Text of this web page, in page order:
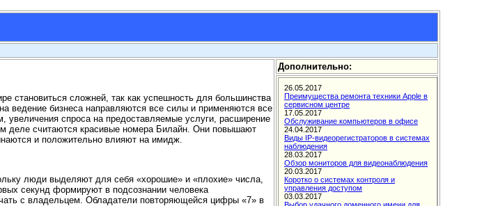
становиться сложней, так как успешность для большинства
ведение бизнеса направляются все силы и применяются все
спроса на предоставляемые услуги, расширение
деле считаются красивые номера Билайн. Они повышают
и положительно влияют на имидж.
люди выделяют для себя «хорошие» и «плохие» числа,
секунд формируют в подсознании человека
с владельцем. Обладатели повторяющейся цифры «7» в
Дополнительно: